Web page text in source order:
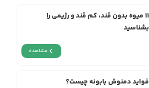
11 میوه‌ بدون قند، کم قند و رژیمی را
بشناسید
مشاهده
فواید دمنوش بابونه چیست؟